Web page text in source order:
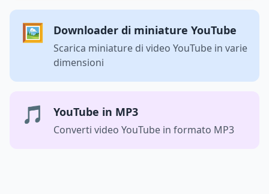
🖼️ Downloader di miniature YouTube
Scarica miniature di video YouTube in varie
dimensioni
🎵 YouTube in MP3
Converti video YouTube in formato MP3